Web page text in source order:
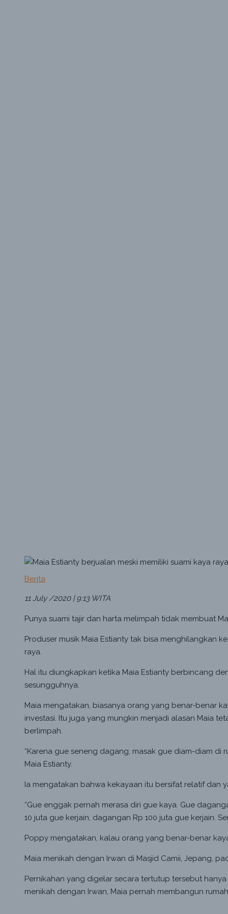
Berita
11 July /2020 | 9:13 WITA
Punya suami tajir dan harta melimpah tidak membuat
Produser musik Maia Estianty tak bisa menghilangkan
raya.
Hal itu diungkapkan ketika Maia Estianty berbincang
sesungguhnya.
Maia mengatakan, biasanya orang yang benar-benar
investasi. Itu juga yang mungkin menjadi alasan Maia
berlimpah.
“Karena gue seneng dagang, masak gue diam-diam
Maia Estianty.
Ia mengatakan bahwa kekayaan itu bersifat relatif dan
“Gue enggak pernah merasa diri gue kaya. Gue
10 juta gue kerjain, dagangan Rp 100 juta gue kerjain.
Poppy mengatakan, kalau orang yang benar-benar
Maia menikah dengan Irwan di Masjid Camii, Jepang,
Pernikahan yang digelar secara tertutup tersebut
menikah dengan Irwan, Maia pernah membangun